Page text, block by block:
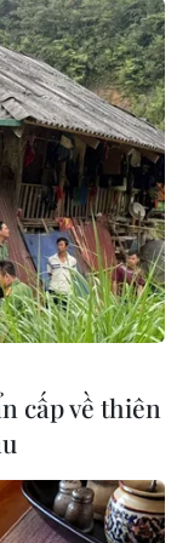
động và
trong
Minh Phong, PGS.
Huy Hoàng trong
cấp về thiên